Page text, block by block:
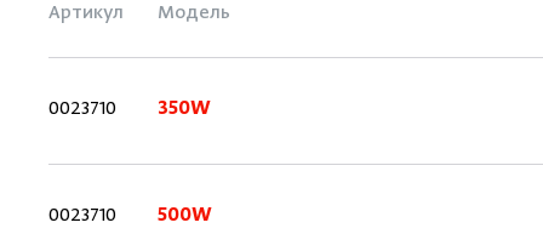
Артикул Модель
0023710 350W
0023710 500W